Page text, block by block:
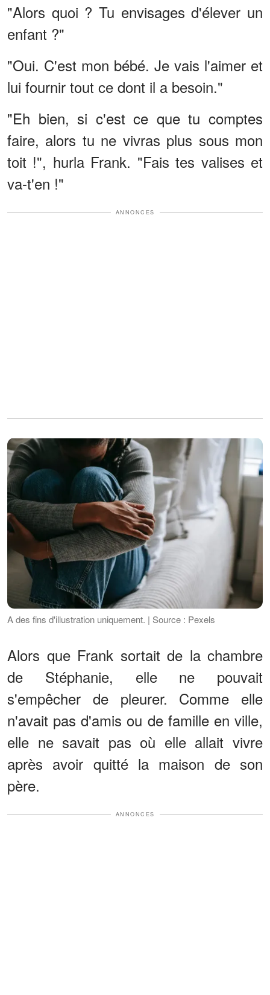
"Alors quoi ? Tu envisages d'élever un
enfant ?"
"Oui. C'est mon bébé. Je vais l'aimer et
lui fournir tout ce dont il a besoin."
"Eh bien, si c'est ce que tu comptes
faire, alors tu ne vivras plus sous mon
toit !", hurla Frank. "Fais tes valises et
va-t'en !"
ANNONCES
A des fins d'illustration uniquement. | Source : Pexels
Alors que Frank sortait de la chambre
de Stéphanie, elle ne pouvait
s'empêcher de pleurer. Comme elle
n'avait pas d'amis ou de famille en ville,
elle ne savait pas où elle allait vivre
après avoir quitté la maison de son
père.
ANNONCES